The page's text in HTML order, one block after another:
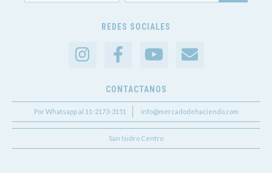
REDES SOCIALES
CONTACTANOS
Por Whatsapp al 11-2173-3151 info@mercadodehaciendo.com
San Isidro Centro